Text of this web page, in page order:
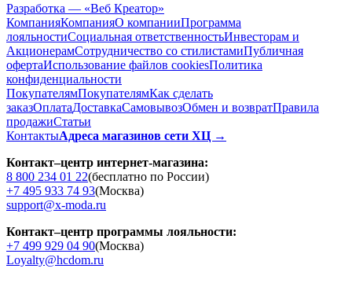
Разработка — «Веб Креатор»
КомпанияКомпанияО компанииПрограмма
лояльностиСоциальная ответственностьИнвесторам и
АкционерамСотрудничество со стилистамиПубличная
офертаИспользование файлов cookiesПолитика
конфиденциальности
ПокупателямПокупателямКак сделать
заказОплатаДоставкаCамовывозОбмен и возвратПравила
продажиСтатьи
КонтактыАдреса магазинов сети ХЦ →
Контакт–центр интернет-магазина:
8 800 234 01 22(бесплатно по России)
+7 495 933 74 93(Москва)
support@x-moda.ru
Контакт–центр программы лояльности:
+7 499 929 04 90(Москва)
Loyalty@hcdom.ru